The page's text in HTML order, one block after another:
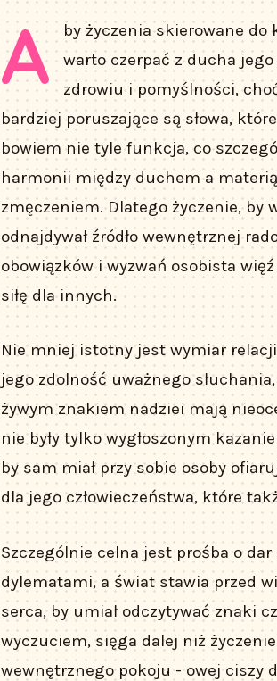
A
by życzenia skierowane do
warto czerpać z ducha
zdrowiu i pomyślności,
bardziej poruszające są słowa,
bowiem nie tyle funkcja, co
harmonii między duchem a
zmęczeniem. Dlatego życzenie, by
odnajdywał źródło wewnętrznej
obowiązków i wyzwań osobista
siłę dla innych.
Nie mniej istotny jest wymiar
jego zdolność uważnego
żywym znakiem nadziei mają
nie były tylko wygłoszonym
by sam miał przy sobie osoby
dla jego człowieczeństwa, które
Szczególnie celna jest prośba o
dylematami, a świat stawia przed
serca, by umiał odczytywać znaki
wyczuciem, sięga dalej niż
wewnętrznego pokoju - owej ciszy